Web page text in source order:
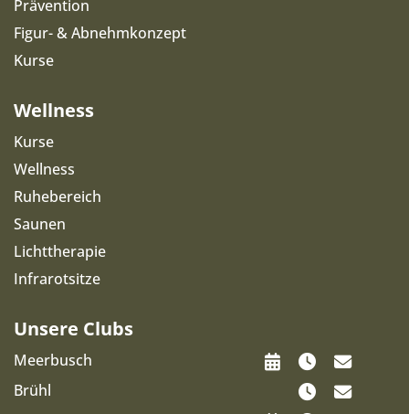
Prävention
Figur- & Abnehmkonzept
Kurse
Wellness
Kurse
Wellness
Ruhebereich
Saunen
Lichttherapie
Infrarotsitze
Unsere Clubs
Meerbusch
Brühl